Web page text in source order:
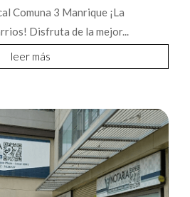
Comuna 3 Manrique ¡La
Disfruta de la mejor...
leer más